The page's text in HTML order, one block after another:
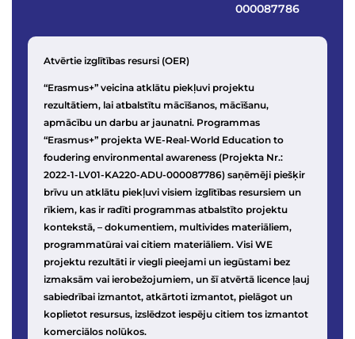
000087786
Atvērtie izglītības resursi (OER)
“Erasmus+” veicina atklātu piekļuvi projektu
rezultātiem, lai atbalstītu mācīšanos, mācīšanu,
apmācību un darbu ar jaunatni. Programmas
“Erasmus+” projekta WE-Real-World Education to
foudering environmental awareness (Projekta Nr.:
2022-1-LV01-KA220-ADU-000087786) saņēmēji piešķir
brīvu un atklātu piekļuvi visiem izglītības resursiem un
rīkiem, kas ir radīti programmas atbalstīto projektu
kontekstā, – dokumentiem, multivides materiāliem,
programmatūrai vai citiem materiāliem. Visi WE
projektu rezultāti ir viegli pieejami un iegūstami bez
izmaksām vai ierobežojumiem, un šī atvērtā licence ļauj
sabiedrībai izmantot, atkārtoti izmantot, pielāgot un
koplietot resursus, izslēdzot iespēju citiem tos izmantot
komerciālos nolūkos.